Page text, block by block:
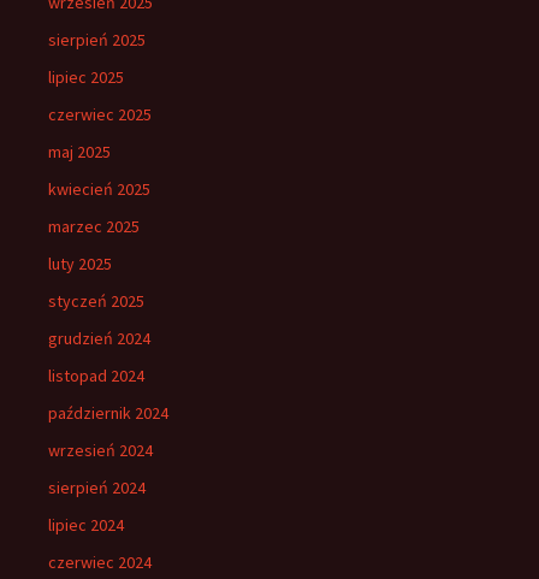
sierpień 2025
lipiec 2025
czerwiec 2025
maj 2025
kwiecień 2025
marzec 2025
luty 2025
styczeń 2025
grudzień 2024
listopad 2024
październik 2024
wrzesień 2024
sierpień 2024
lipiec 2024
czerwiec 2024